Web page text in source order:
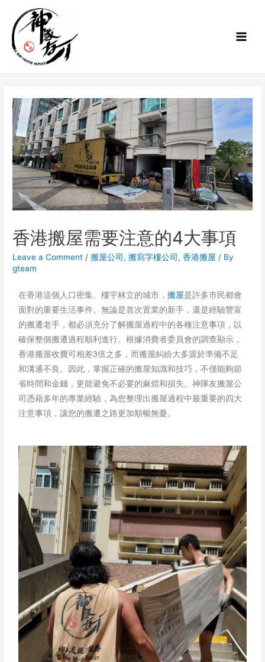
香港搬屋需要注意的4大事項
Leave a Comment /搬屋公司,搬寫字樓公司,香港搬屋 / By
gteam
在香港這個人口密集、樓宇林立的城市，搬屋是許多市民都會
面對的重要生活事件。無論是首次置業的新手，還是經驗豐富
的搬遷老手，都必須充分了解搬屋過程中的各種注意事項，以
確保整個搬遷過程順利進行。根據消費者委員會的調查顯示，
香港搬屋收費可相差3倍之多，而搬屋糾紛大多源於準備不足
和溝通不良。因此，掌握正確的搬屋知識和技巧，不僅能夠節
省時間和金錢，更能避免不必要的麻煩和損失。神隊友搬屋公
司憑藉多年的專業經驗，為您整理出搬屋過程中最重要的四大
注意事項，讓您的搬遷之路更加順暢無憂。